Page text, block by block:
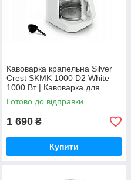
Кавоварка крапельна Silver
Crest SKMK 1000 D2 White
1000 Вт | Кавоварка для
меленої кави | Колба 1.38 л |
До 10 чашок
Готово до відправки
1 690 ₴
Купити